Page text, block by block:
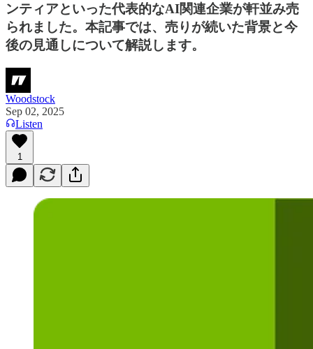
ンティアといった代表的なAI関連企業が軒並み売
られました。本記事では、売りが続いた背景と今
後の見通しについて解説します。
Woodstock
Sep 02, 2025
Listen
1